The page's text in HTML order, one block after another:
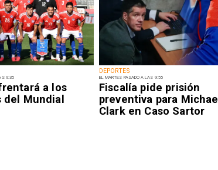
9:35
a los
Mundial
DEPORTES
EL MARTES PASADO A LAS 9:55
Fiscalía pide prisión
preventiva para Michael
Clark en Caso Sartor